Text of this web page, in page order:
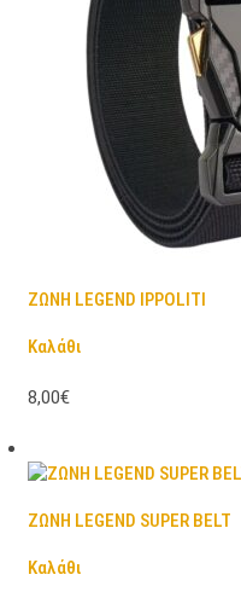
ΖΩΝΗ LEGEND IPPOLITI
Καλάθι
8,00€
ΖΩΝΗ LEGEND SUPER BELT
Καλάθι